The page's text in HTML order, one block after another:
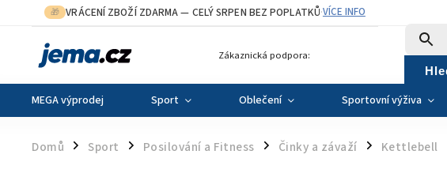
🎁 VRÁCENÍ ZBOŽÍ ZDARMA— CELÝ SRPEN BEZ POPLATKŮ·VÍCE INFO
Zákaznická podpora:
MEGA výprodej Sport Oblečení Sportovní výživa
Domů / Sport / Posilování a Fitness / Činky a závaží / Kettlebell